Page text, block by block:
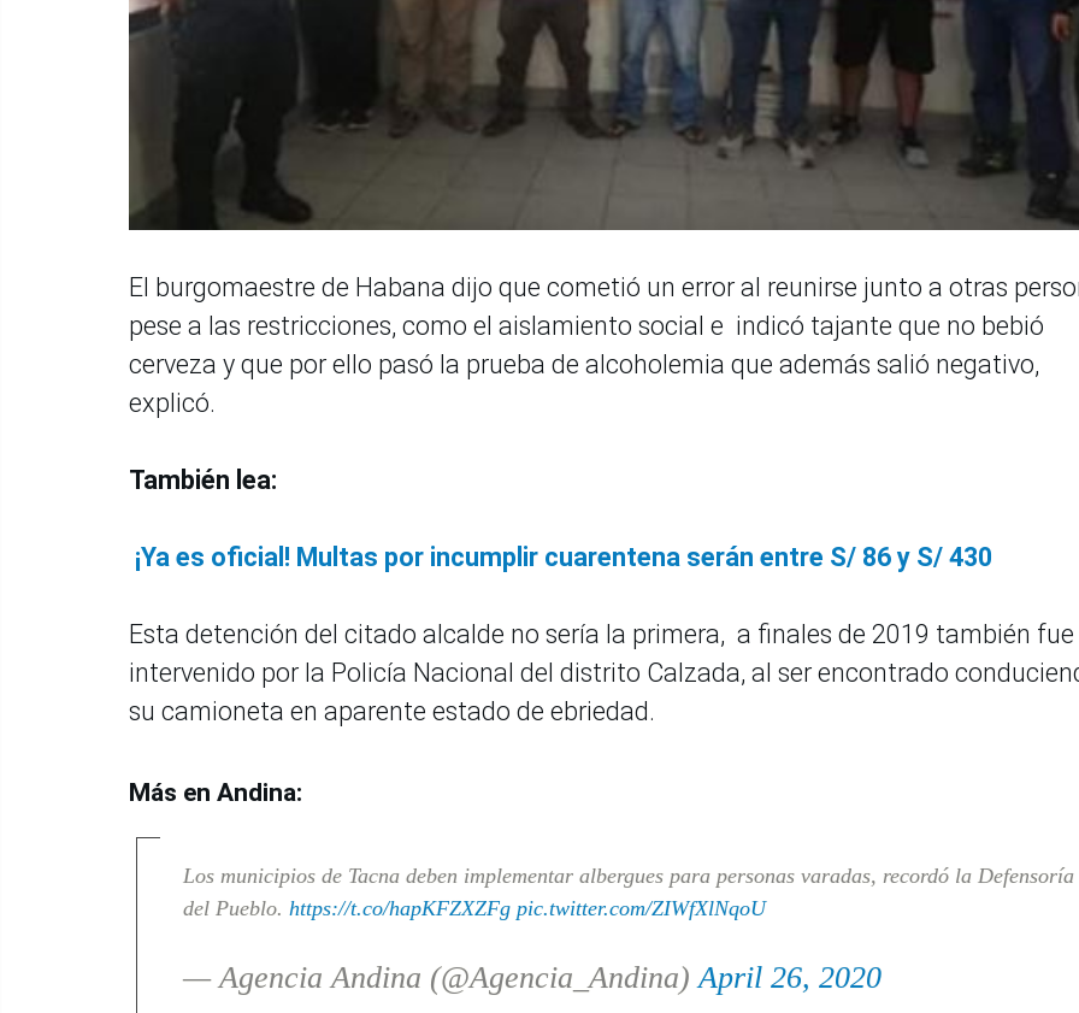
El burgomaestre de Habana dijo que cometió un error al reunirse junto a otras
pese a las restricciones, como el aislamiento social e indicó tajante que no bebió
cerveza y que por ello pasó la prueba de alcoholemia que además salió negativo,
explicó.
También lea:
¡Ya es oficial! Multas por incumplir cuarentena serán entre S/ 86 y S/ 430
Esta detención del citado alcalde no sería la primera, a finales de 2019 también fue
intervenido por la Policía Nacional del distrito Calzada, al ser encontrado
su camioneta en aparente estado de ebriedad.
Más en Andina:
Los municipios de Tacna deben implementar albergues para personas varadas, recordó la Defensoría
del Pueblo. https://t.co/hapKFZXZFg pic.twitter.com/ZIWfXlNqoU
— Agencia Andina (@Agencia_Andina) April 26, 2020